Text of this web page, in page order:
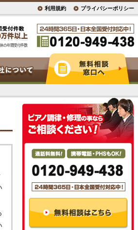
プライバシーポリシー
利用規約